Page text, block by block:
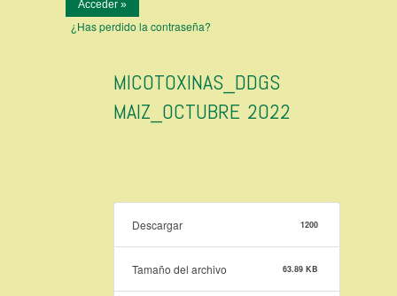
¿Has perdido la contraseña?
MICOTOXINAS_DDGS
MAIZ_OCTUBRE 2022
Descargar 1200
Tamaño del archivo 63.89 KB